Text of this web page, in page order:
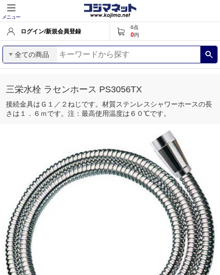
メニュー
ログイン/新規会員登録
0点
0円
全ての商品
三栄水栓 ラセンホース PS3056TX
接続金具はＧ１／２ねじです。材質ステンレスシャワーホースの長
さは１．６ｍです。注：最高使用温度は６０℃です。